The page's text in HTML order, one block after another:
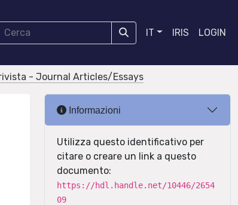
IT IRIS LOGIN
- Journal Articles/Essays
Informazioni
Utilizza questo identificativo per
citare o creare un link a questo
documento:
https://hdl.handle.net/10446/2654
09